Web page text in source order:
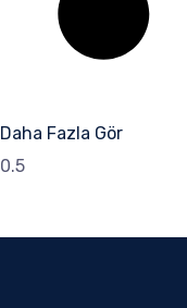
Daha Fazla Gör